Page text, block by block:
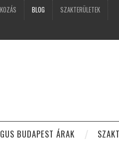
BLOG SZAKTERÜLETEK
BUDAPEST ÁRAK